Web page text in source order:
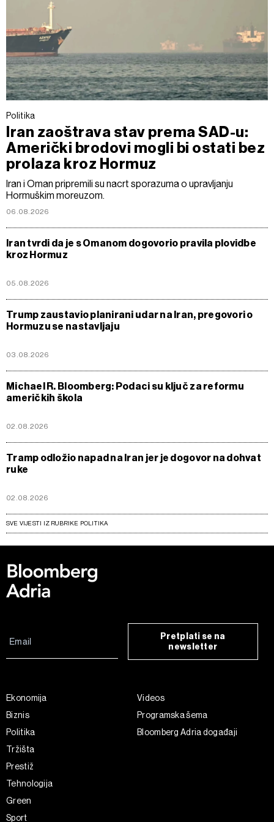
Politika
Iran zaoštrava stav prema SAD-u:
Američki brodovi mogli bi ostati bez
prolaza kroz Hormuz
Iran i Oman pripremili su nacrt sporazuma o upravljanju
Hormuškim moreuzom.
06.08.2026
Iran tvrdi da je s Omanom dogovorio pravila plovidbe
kroz Hormuz
05.08.2026
Trump zaustavio planirani udar na Iran, pregovori o
Hormuzu se nastavljaju
03.08.2026
Michael R. Bloomberg: Podaci su ključ za reformu
američkih škola
02.08.2026
Tramp odložio napad na Iran jer je dogovor na dohvat
ruke
02.08.2026
SVE VIJESTI IZ RUBRIKE POLITIKA
Pretplati se na
newsletter
Ekonomija
Biznis
Politika
Tržišta
Prestiž
Tehnologija
Green
Sport
Videos
Programska šema
Bloomberg Adria događaji